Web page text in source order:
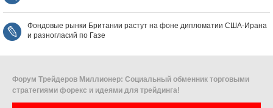
Фондовые рынки Британии растут на фоне дипломатии США‑Ирана
и разногласий по Газе
Форум Трейдеров Миллионер: Социальный обменник торговыми
стратегиями форекс и идеями для трейдинга!